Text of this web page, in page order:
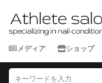
メディア ショップ
タグ
★★★★★